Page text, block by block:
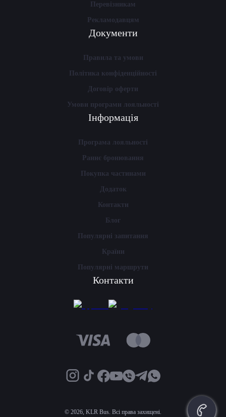
Перевізникам
Рекламодавцям
Документи
Правила та умови
Політика конфіденційності
Договір оферти
Умови програми лояльності
Інформація
Програма лояльності
Раннє бронювання
Покупка частинами
Додаток
Контакти
Блог
Популярні запитання
Країни
Популярні маршрути
Контакти
© 2026, KLR Bus. Всі права захищені.